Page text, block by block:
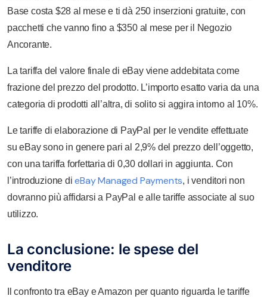
Base costa $28 al mese e ti dà 250 inserzioni gratuite, con
pacchetti che vanno fino a $350 al mese per il Negozio
Ancorante.
La tariffa del valore finale di eBay viene addebitata come
frazione del prezzo del prodotto. L’importo esatto varia da una
categoria di prodotti all’altra, di solito si aggira intorno al 10%.
Le tariffe di elaborazione di PayPal per le vendite effettuate
su eBay sono in genere pari al 2,9% del prezzo dell’oggetto,
con una tariffa forfettaria di 0,30 dollari in aggiunta. Con
l’introduzione dieBay Managed Payments, i venditori non
dovranno più affidarsi a PayPal e alle tariffe associate al suo
utilizzo.
La conclusione: le spese del
venditore
Il confronto tra eBay e Amazon per quanto riguarda le tariffe